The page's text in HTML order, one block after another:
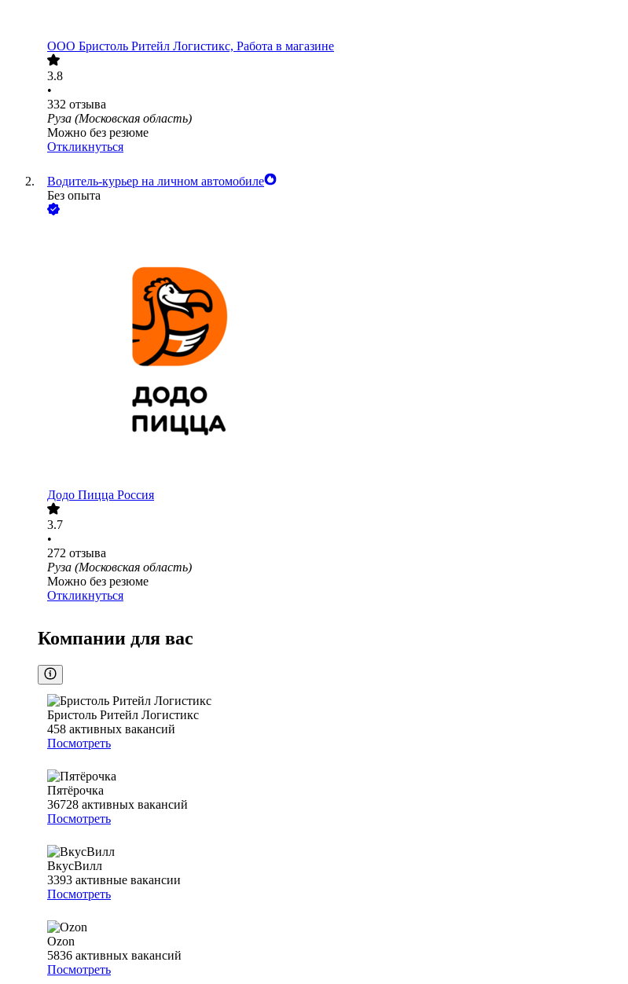
ООО Бристоль Ритейл Логистикс, Работа в магазине
3.8
•
332 отзыва
Руза (Московская область)
Можно без резюме
Откликнуться
Водитель-курьер на личном автомобиле
Без опыта
Додо Пицца Россия
3.7
•
272 отзыва
Руза (Московская область)
Можно без резюме
Откликнуться
Компании для вас
Бристоль Ритейл Логистикс
458 активных вакансий
Посмотреть
Пятёрочка
36728 активных вакансий
Посмотреть
ВкусВилл
3393 активные вакансии
Посмотреть
Ozon
5836 активных вакансий
Посмотреть